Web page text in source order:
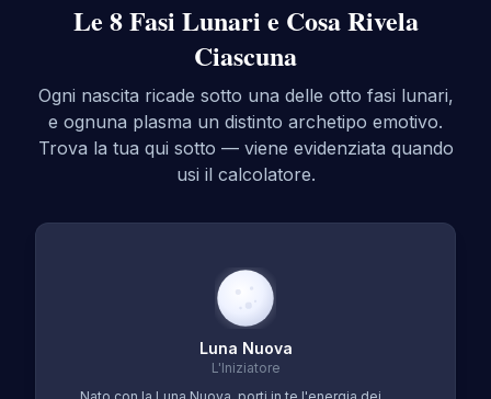
Le 8 Fasi Lunari e Cosa Rivela
Ciascuna
Ogni nascita ricade sotto una delle otto fasi lunari,
e ognuna plasma un distinto archetipo emotivo.
Trova la tua qui sotto — viene evidenziata quando
usi il calcolatore.
Luna Nuova
L'Iniziatore